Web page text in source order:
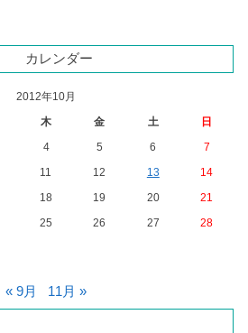
カレンダー
2012年10月
木 金 土
日
4 5 6
7
11 12 13
14
18 19 20
21
25 26 27
28
« 9月 11月 »